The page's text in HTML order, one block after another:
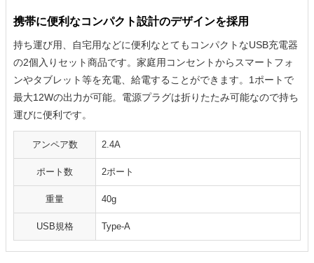
携帯に便利なコンパクト設計のデザインを採用
持ち運び用、自宅用などに便利なとてもコンパクトなUSB充電器
の2個入りセット商品です。家庭用コンセントからスマートフォ
ンやタブレット等を充電、給電することができます。1ポートで
最大12Wの出力が可能。電源プラグは折りたたみ可能なので持ち
運びに便利です。
アンペア数 2.4A
ポート数 2ポート
重量 40g
USB規格 Type-A